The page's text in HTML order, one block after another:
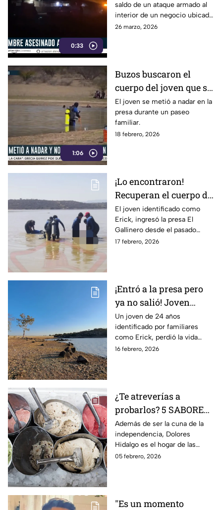
0:33
de El Ramillete, en
Dolores Hidalgo
saldo de un ataque armado al
interior de un negocio ubicado
en la comunidad de El
26 marzo, 2026
1:06
Buzos buscaron el
cuerpo del joven que se
ahogó en la presa El
Gallinero en Dolores
Hidalgo: VIDEO
El joven se metió a nadar en la
presa durante un paseo
familiar.
18 febrero, 2026
¡Lo encontraron!
Recuperan el cuerpo de
Erick, el joven que
murió ahog4do en
Dolores Hidalgo
El joven identificado como
Erick, ingresó la presa El
Gallinero desde el pasado
domingo 15 de febrero, pero ya
17 febrero, 2026
¡Entró a la presa pero
ya no salió! Joven
muere ahogado en
Dolores Hidalgo; esto
pasó con su cuerpo
Un joven de 24 años
identificado por familiares
como Erick, perdió la vida
ahogado luego de entrar a la
16 febrero, 2026
¿Te atreverías a
probarlos? 5 SABORES
DE NIEVE que sólo
encontrarás en Dolores
Hidalgo
Además de ser la cuna de la
independencia, Dolores
Hidalgo es el hogar de las
nieves más exóticas de
05 febrero, 2026
"Es un momento